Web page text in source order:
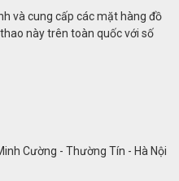
và cung cấp các mặt hàng đồ
này trên toàn quốc với số
Cường - Thường Tín - Hà Nội